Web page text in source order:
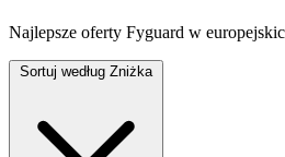
Najlepsze oferty Fyguard w
Sortuj według Zniżka